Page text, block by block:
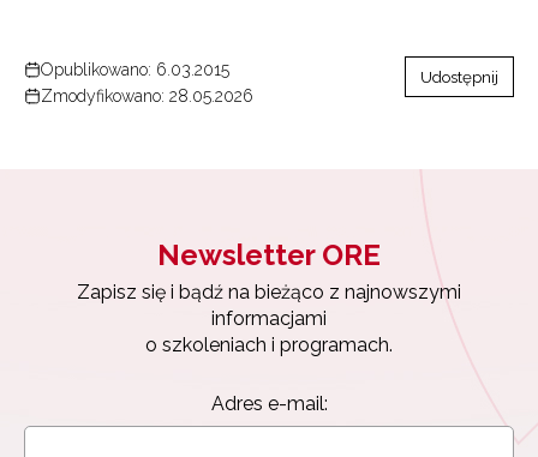
Opublikowano: 6.03.2015
Zmodyfikowano: 28.05.2026
Udostępnij
Newsletter ORE
Zapisz się i bądź na bieżąco z najnowszymi
informacjami
o szkoleniach i programach.
Adres e-mail:
Zapisz się i bądź na bieżąco z najnowszymi
Adres e-mail:
Wyrażam zgodę na przetwarzanie moich danych
Zapisuję się